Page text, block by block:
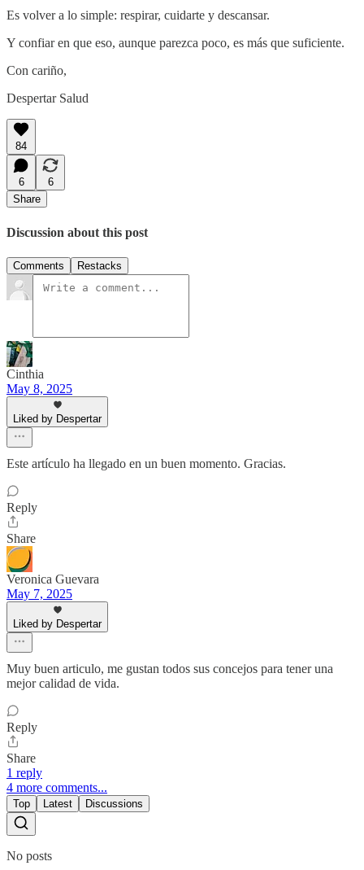
Es volver a lo simple: respirar, cuidarte y descansar.
Y confiar en que eso, aunque parezca poco, es más que suficiente.
Con cariño,
Despertar Salud
84
6
6
Share
Discussion about this post
Comments Restacks
Cinthia
May 8, 2025
Liked by Despertar
Este artículo ha llegado en un buen momento. Gracias.
Reply
Share
Veronica Guevara
May 7, 2025
Liked by Despertar
Muy buen articulo, me gustan todos sus concejos para tener una
mejor calidad de vida.
Reply
Share
1 reply
4 more comments...
Top Latest Discussions
No posts